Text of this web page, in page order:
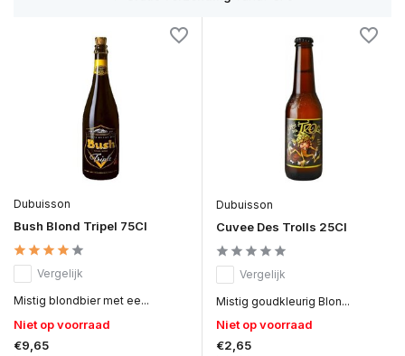
Dubuisson
Bush Blond Tripel 75Cl
Vergelijk
Mistig blondbier met ee...
Niet op voorraad
€9,65
Dubuisson
Cuvee Des Trolls 25Cl
Vergelijk
Mistig goudkleurig Blon...
Niet op voorraad
€2,65